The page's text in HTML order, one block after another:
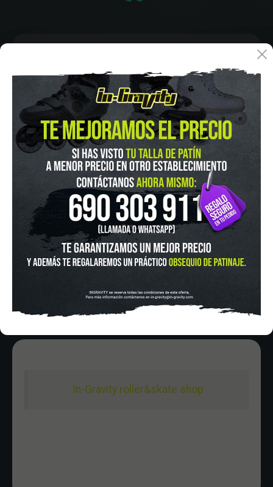
In-Gravity roller&skate shop
IN-GRAVITY MADRID RETIRO
Pza. Mariano de Cavia, 2
915 524 553
in-gravity@in-gravity.com
HORARIO
Lunes a Viernes de 12:00 - 20:30
Sabado De 10:00 - 20:30
Domingo 10:00-15:00